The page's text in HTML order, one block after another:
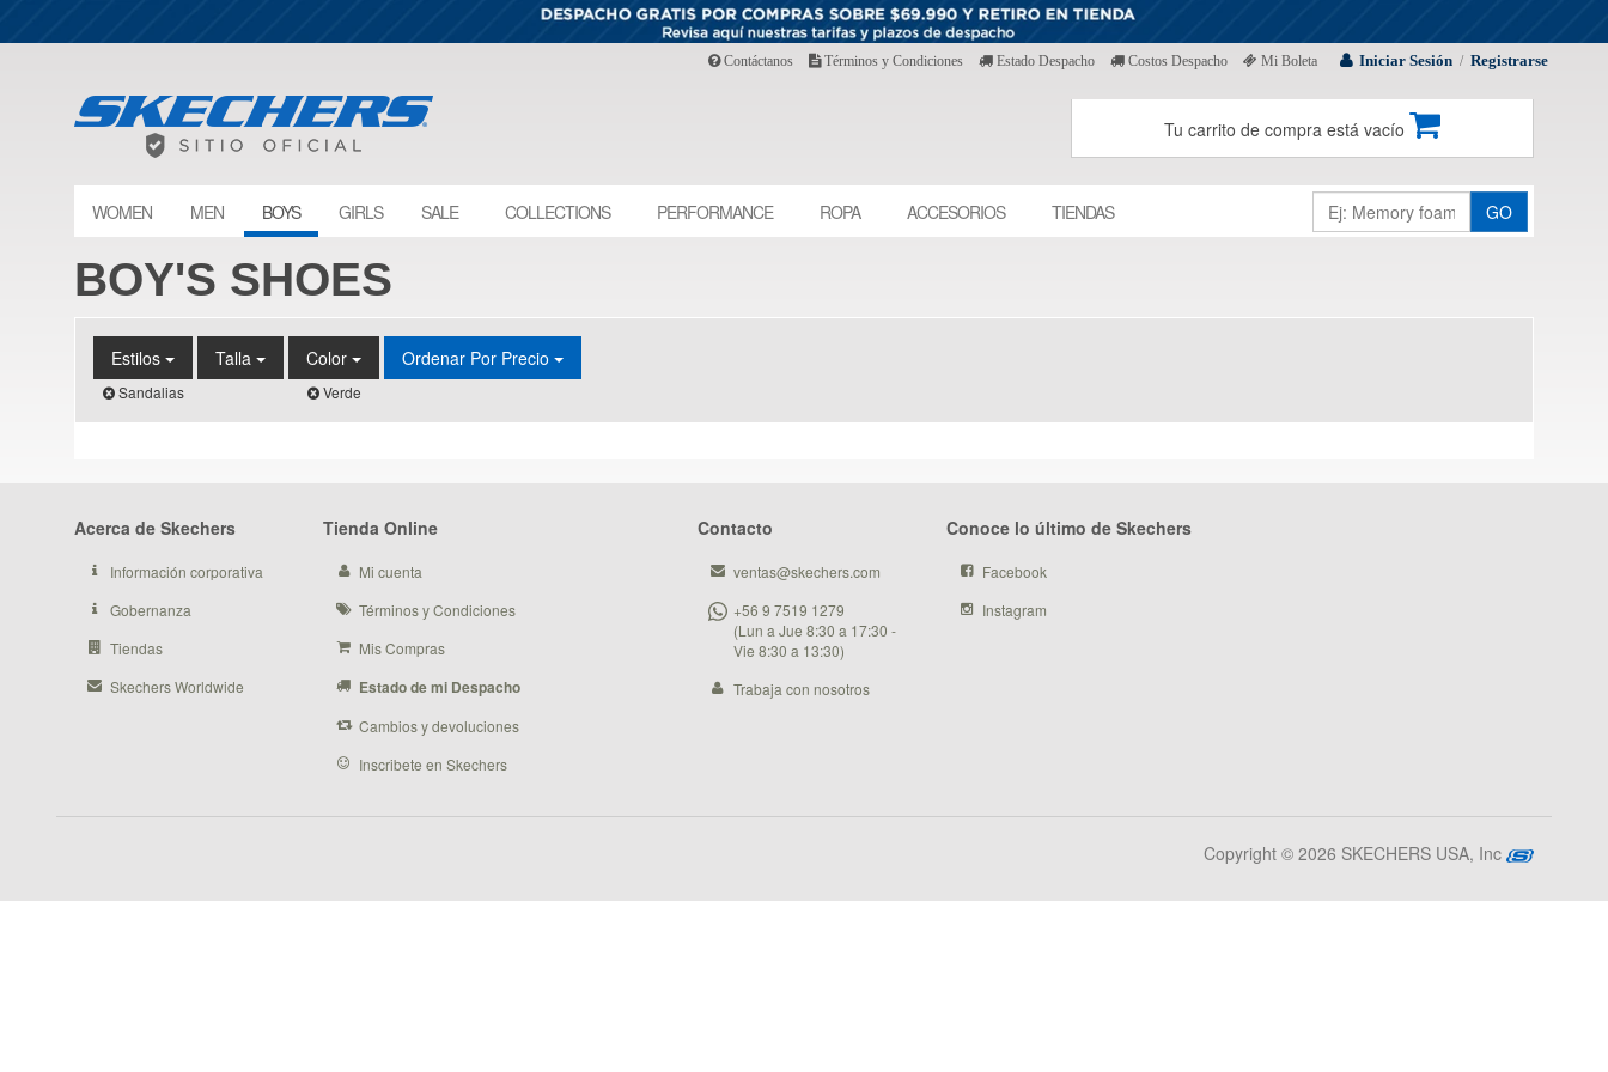
Iniciar Sesión / Registrarse
Contáctanos Términos y Condiciones Estado Despacho Costos Despacho Mi Boleta
Tu carrito de compra está vacío
WOMEN MEN BOYS GIRLS SALE COLLECTIONS PERFORMANCE ROPA ACCESORIOS TIENDAS GO
BOY'S SHOES
Estilos
Sandalias
Talla Color
Verde
Ordenar Por Precio
Acerca de Skechers
Información corporativa
Gobernanza
Tiendas
Skechers Worldwide
Tienda Online
Mi cuenta
Términos y Condiciones
Mis Compras
Estado de mi Despacho
Cambios y devoluciones
Inscribete en Skechers
Contacto
ventas@skechers.com
+56 9 7519 1279
(Lun a Jue 8:30 a 17:30 -
Vie 8:30 a 13:30)
Trabaja con nosotros
Conoce lo último de Skechers
Facebook
Instagram
Copyright © 2026 SKECHERS USA, Inc